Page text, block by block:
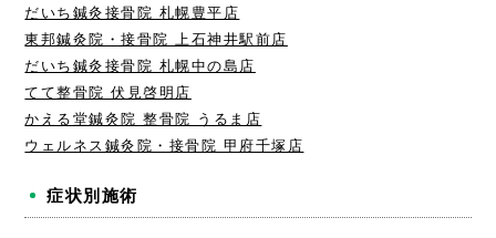
だいち鍼灸接骨院 札幌豊平店
東邦鍼灸院・接骨院 上石神井駅前店
だいち鍼灸接骨院 札幌中の島店
てて整骨院 伏見啓明店
かえる堂鍼灸院 整骨院 うるま店
ウェルネス鍼灸院・接骨院 甲府千塚店
症状別施術